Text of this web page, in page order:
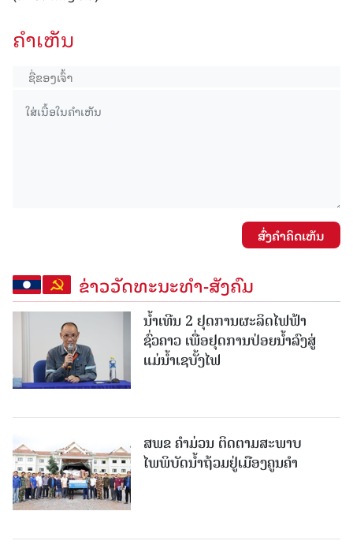
ຄໍາເຫັນ
ສົ່ງຄໍາຄິດເຫັນ
ຂ່າວວັດທະນະທຳ-ສັງຄົມ
ນໍ້າເທີນ 2 ຢຸດການຜະລິດໄຟຟ້າ
ຊົ່ວຄາວ ເພື່ອຢຸດການປ່ອຍນໍ້າລົງສູ່
ແມ່ນໍ້າເຊບັ້ງໄຟ
ສ​ພ​ຂ ຄໍາມ່ວນ ຕິດຕາມສະພາບ
ໄພພິບັດນໍ້າຖ້ວມຢູ່ເມືອງຄູນຄໍາ